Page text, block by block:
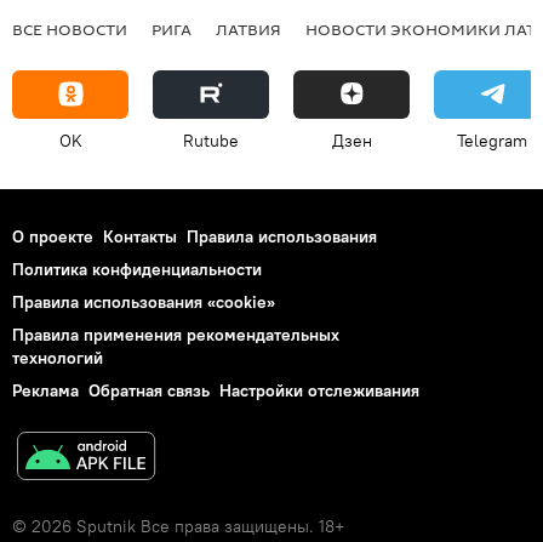
ВСЕ НОВОСТИ РИГА ЛАТВИЯ НОВОСТИ ЭКОНОМИКИ
OK Rutube Дзен Telegram
О проекте Контакты Правила использования
Политика конфиденциальности
Правила использования «cookie»
Правила применения рекомендательных
технологий
Реклама Обратная связь Настройки отслеживания
© 2026 Sputnik Все права защищены. 18+